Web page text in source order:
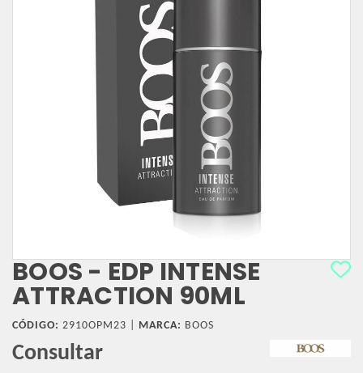
BOOS - EDP INTENSE
ATTRACTION 90ML
CÓDIGO: 2910OPM23 | MARCA: BOOS
Consultar